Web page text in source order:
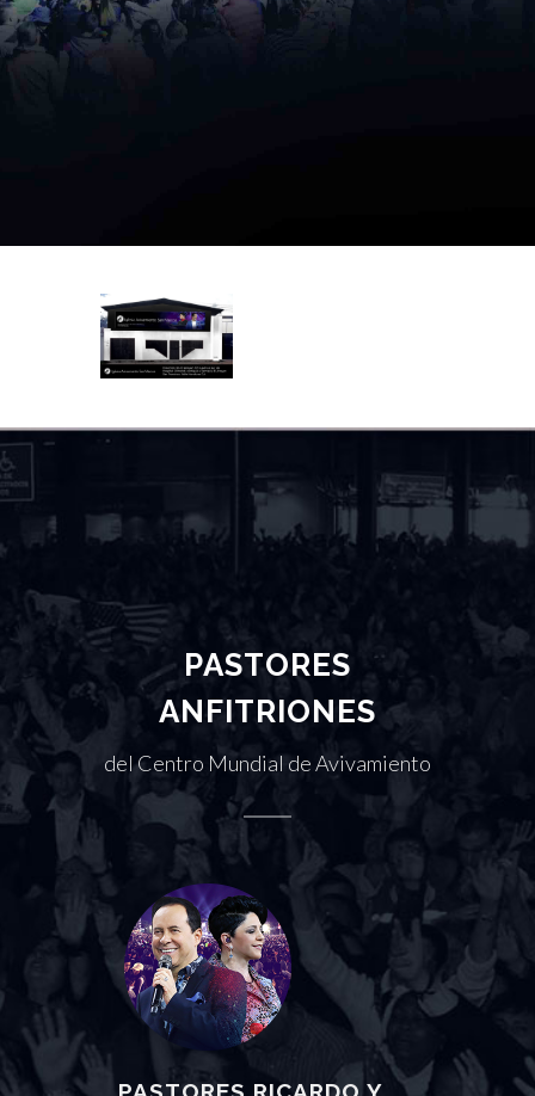
PASTORES
ANFITRIONES
del Centro Mundial de Avivamiento